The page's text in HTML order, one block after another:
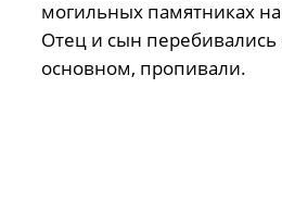
могильных памятниках
Отец и сын
основном, пропивали.